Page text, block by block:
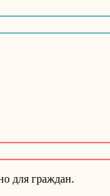
для граждан.